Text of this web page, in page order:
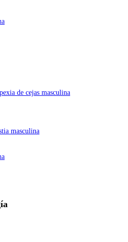
de cejas masculina
masculina